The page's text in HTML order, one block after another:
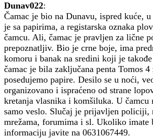
Dunav022:
Čamac je bio na Dunavu, ispred kuće,
je sa papirima, a registarska oznaka
čamcu. Ali, čamac je pravljen za lične
prepoznatljiv. Bio je crne boje, ima
komoru i banak na sredini koji je
čamac je bila zaključana penta Tomos 4
posedujemo papire. Desilo se u noći,
organizovano i ispraćeno od strane
kretanja vlasnika i komšiluka. U čamcu
samo veslo. Slučaj je prijavljen policiji,
mrežama, forumima i sl. Ukoliko imate
informaciju javite na 0631067449.